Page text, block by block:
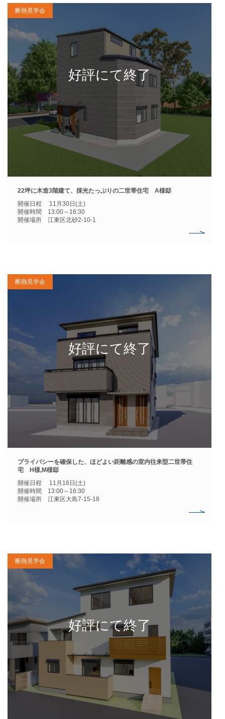
断熱見学会
22坪に木造3階建て、採光たっぷりの二世帯住宅 A様邸
開催日程 11月30日(土)
開催時間 13:00～16:30
開催場所 江東区北砂2-10-1
断熱見学会
プライバシーを確保した、ほどよい距離感の室内往来型二世帯住
宅 H様,M様邸
開催日程 11月16日(土)
開催時間 13:00～16:30
開催場所 江東区大島7-15-18
断熱見学会